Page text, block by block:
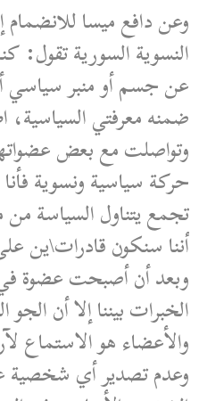
وعن دافع ميسا للانضمام
النسوية السورية
عن جسم أو منبر سياسي
ضمنه معرفتي السياسية،
وتواصلت مع بعض
حركة سياسية ونسوية
تجمع يتناول السياسة
أننا سنكون قادرات\ين
وبعد أن أصبحت عضوة
الخبرات بيننا إلا أن
والأعضاء هو الاستماع
وعدم تصدير أي شخصية